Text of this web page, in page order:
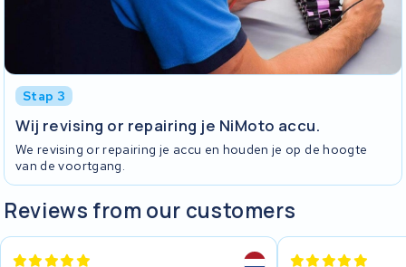
Stap 3
Wij revising or repairing je NiMoto accu.
We revising or repairing je accu en houden je op de hoogte
van de voortgang.
Reviews from our customers